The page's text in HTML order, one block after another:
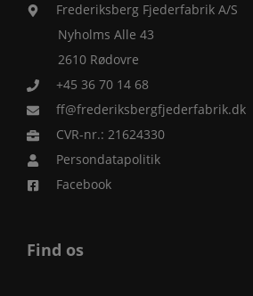
Frederiksberg Fjederfabrik A/S
Nyholms Alle 43
2610 Rødovre
+45 36 70 14 68
ff@frederiksbergfjederfabrik.dk
CVR-nr.: 21624330
Persondatapolitik
Facebook
Find os